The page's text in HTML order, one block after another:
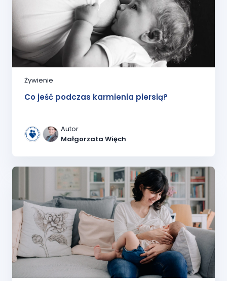
Żywienie
Co jeść podczas karmienia piersią?
Autor
Małgorzata Więch